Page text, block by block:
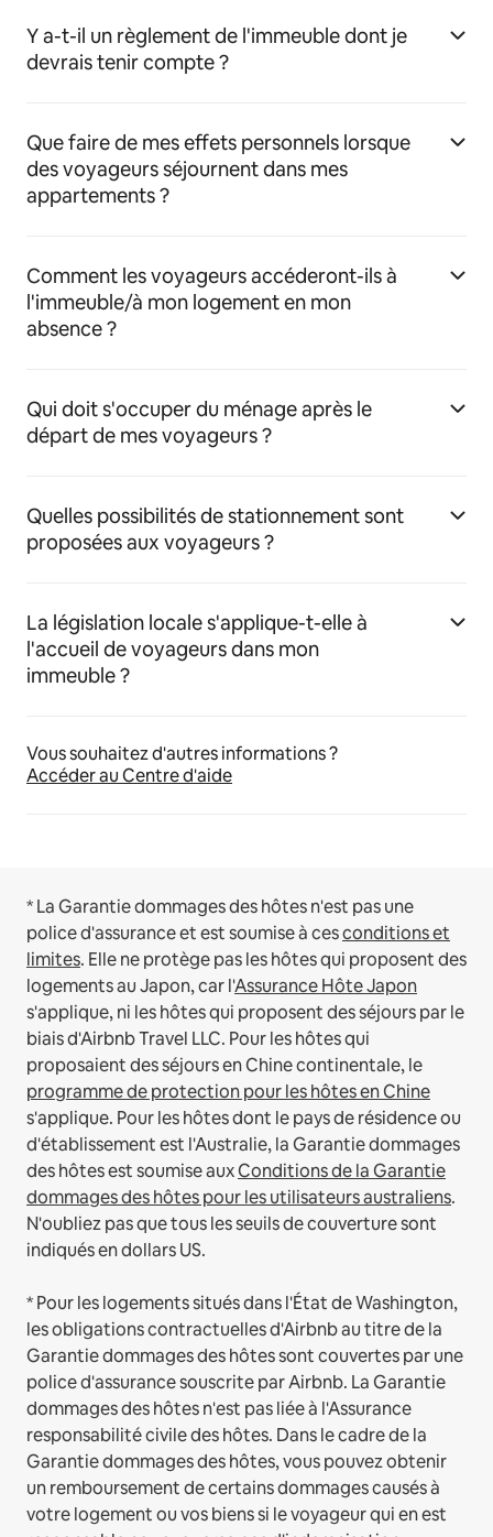
Y a-t-il un règlement de l'immeuble dont je
devrais tenir compte ?
Que faire de mes effets personnels lorsque
des voyageurs séjournent dans mes
appartements ?
Comment les voyageurs accéderont-ils à
l'immeuble/à mon logement en mon
absence ?
Qui doit s'occuper du ménage après le
départ de mes voyageurs ?
Quelles possibilités de stationnement sont
proposées aux voyageurs ?
La législation locale s'applique-t-elle à
l'accueil de voyageurs dans mon
immeuble ?
Vous souhaitez d'autres informations ?
Accéder au Centre d'aide
* La Garantie dommages des hôtes n'est pas une
police d'assurance et est soumise à cesconditions et
limites. Elle ne protège pas les hôtes qui proposent des
logements au Japon, car l'Assurance Hôte Japon
s'applique, ni les hôtes qui proposent des séjours par le
biais d'Airbnb Travel LLC. Pour les hôtes qui
proposaient des séjours en Chine continentale, le
programme de protection pour les hôtes en Chine
s'applique. Pour les hôtes dont le pays de résidence ou
d'établissement est l'Australie, la Garantie dommages
des hôtes est soumise auxConditions de la Garantie
dommages des hôtes pour les utilisateurs australiens.
N'oubliez pas que tous les seuils de couverture sont
indiqués en dollars US.
* Pour les logements situés dans l'État de Washington,
les obligations contractuelles d'Airbnb au titre de la
Garantie dommages des hôtes sont couvertes par une
police d'assurance souscrite par Airbnb. La Garantie
dommages des hôtes n'est pas liée à l'Assurance
responsabilité civile des hôtes. Dans le cadre de la
Garantie dommages des hôtes, vous pouvez obtenir
un remboursement de certains dommages causés à
votre logement ou vos biens si le voyageur qui en est